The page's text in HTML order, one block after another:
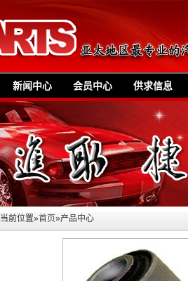
新闻中心 会员中心 供求信息
当前位置»首页»产品中心